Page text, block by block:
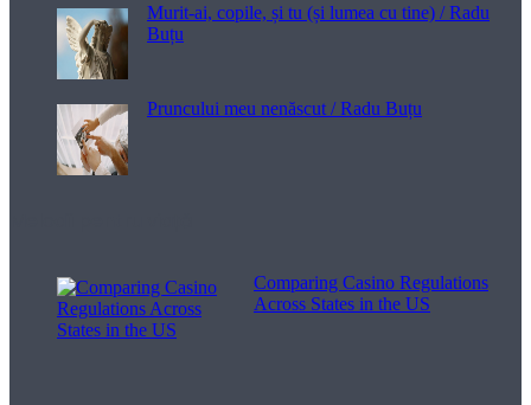
Murit-ai, copile, și tu (și lumea cu tine) / Radu
Buțu
Pruncului meu nenăscut / Radu Buțu
Comparing Casino Regulations
Across States in the US